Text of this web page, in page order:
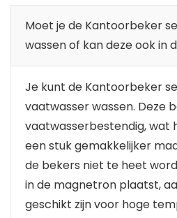
Moet je de Kantoorbeker
wassen of kan deze ook in
Je kunt de Kantoorbeker
vaatwasser wassen. Deze
vaatwasserbestendig, wat
een stuk gemakkelijker
de bekers niet te heet
in de magnetron plaatst,
geschikt zijn voor hoge